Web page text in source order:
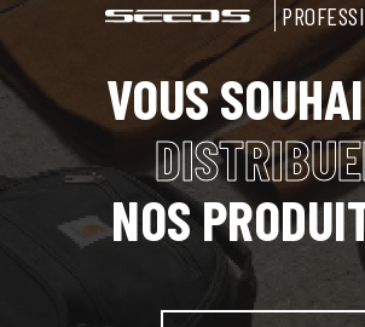
VOUS
NOS